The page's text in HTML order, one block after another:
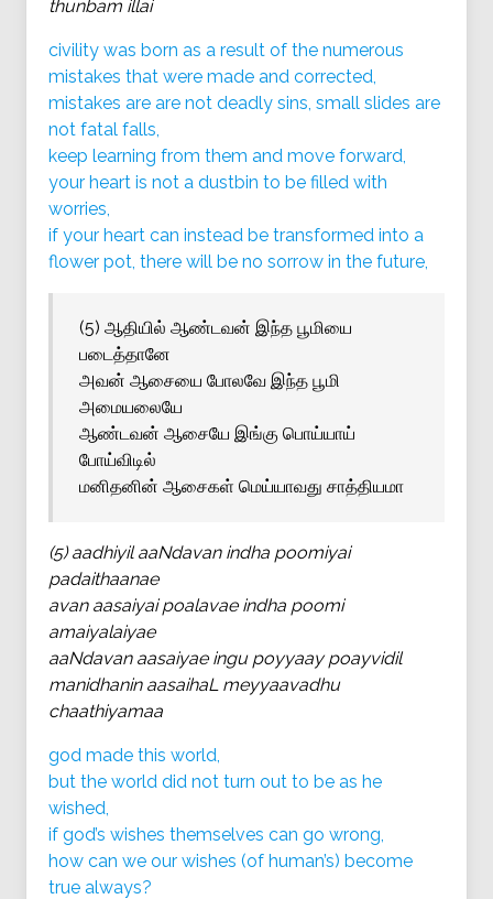
thunbam illai
civility was born as a result of the numerous
mistakes that were made and corrected,
mistakes are are not deadly sins, small slides are
not fatal falls,
keep learning from them and move forward,
your heart is not a dustbin to be filled with
worries,
if your heart can instead be transformed into a
flower pot, there will be no sorrow in the future,
(5) ஆதியில் ஆண்டவன் இந்த பூமியை
படைத்தானே
அவன் ஆசையை போலவே இந்த பூமி
அமையலையே
ஆண்டவன் ஆசையே இங்கு பொய்யாய்
போய்விடில்
மனிதனின் ஆசைகள் மெய்யாவது சாத்தியமா
(5) aadhiyil aaNdavan indha poomiyai
padaithaanae
avan aasaiyai poalavae indha poomi
amaiyalaiyae
aaNdavan aasaiyae ingu poyyaay poayvidil
manidhanin aasaihaL meyyaavadhu
chaathiyamaa
god made this world,
but the world did not turn out to be as he
wished,
if god’s wishes themselves can go wrong,
how can we our wishes (of human’s) become
true always?